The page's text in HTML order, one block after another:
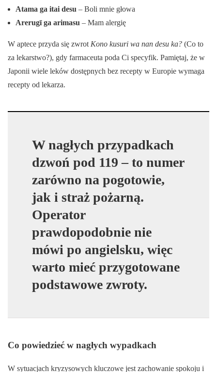
Atama ga itai desu – Boli mnie głowa
Arerugī ga arimasu – Mam alergię
W aptece przyda się zwrot Kono kusuri wa nan desu ka? (Co to
za lekarstwo?), gdy farmaceuta poda Ci specyfik. Pamiętaj, że w
Japonii wiele leków dostępnych bez recepty w Europie wymaga
recepty od lekarza.
W nagłych przypadkach
dzwoń pod 119 – to numer
zarówno na pogotowie,
jak i straż pożarną.
Operator
prawdopodobnie nie
mówi po angielsku, więc
warto mieć przygotowane
podstawowe zwroty.
Co powiedzieć w nagłych wypadkach
W sytuacjach kryzysowych kluczowe jest zachowanie spokoju i